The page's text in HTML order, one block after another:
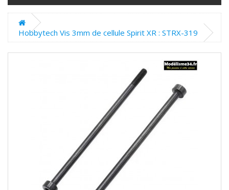
Hobbytech Vis 3mm de cellule Spirit XR : STRX-319